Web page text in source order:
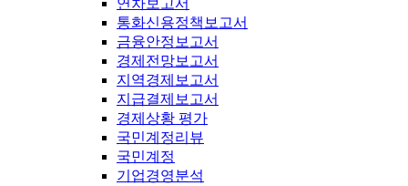
연차보고서
통화신용정책보고서
금융안정보고서
경제전망보고서
지역경제보고서
지급결제보고서
경제상황 평가
국민계정리뷰
국민계정
기업경영분석